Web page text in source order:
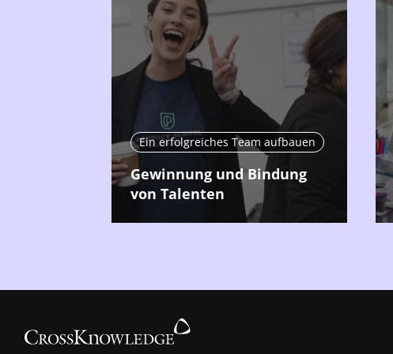
Ein erfolgreiches Team aufbauen
Gewinnung und Bindung
von Talenten